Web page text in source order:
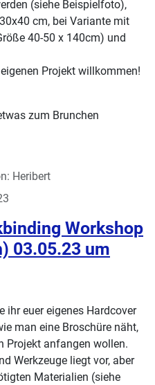
(siehe Beispielfoto),
cm, bei Variante mit
40-50 x 140cm) und
Projekt willkommen!
zum Brunchen
Heribert
Workshop
03.05.23 um
ihr euer eigenes Hardcover
man eine Broschüre näht,
Projekt anfangen wollen.
Werkzeuge liegt vor, aber
Materialien (siehe